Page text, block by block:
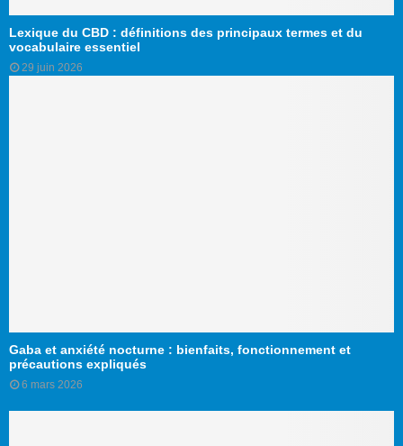
Lexique du CBD : définitions des principaux termes et du
vocabulaire essentiel
29 juin 2026
Gaba et anxiété nocturne : bienfaits, fonctionnement et
précautions expliqués
6 mars 2026